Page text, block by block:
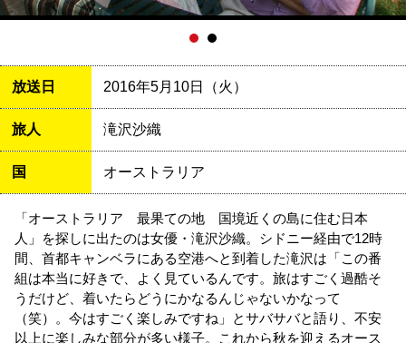
放送日 2016年5月10日（火）
旅人 滝沢沙織
国 オーストラリア
「オーストラリア 最果ての地 国境近くの島に住む日本
人」を探しに出たのは女優・滝沢沙織。シドニー経由で12時
間、首都キャンベラにある空港へと到着した滝沢は「この番
組は本当に好きで、よく見ているんです。旅はすごく過酷そ
うだけど、着いたらどうにかなるんじゃないかなって
（笑）。今はすごく楽しみですね」とサバサバと語り、不安
以上に楽しみな部分が多い様子。これから秋を迎えるオース